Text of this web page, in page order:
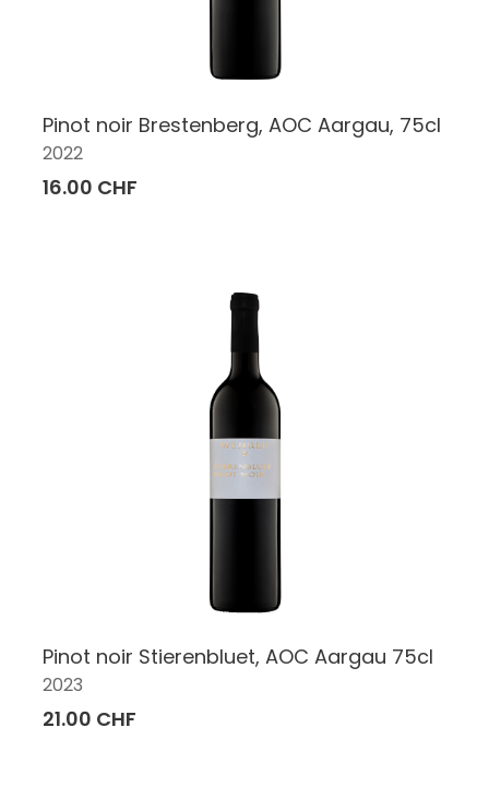
Pinot noir Brestenberg, AOC Aargau, 75cl
2022
16.00 CHF
Pinot noir Stierenbluet, AOC Aargau 75cl
2023
21.00 CHF